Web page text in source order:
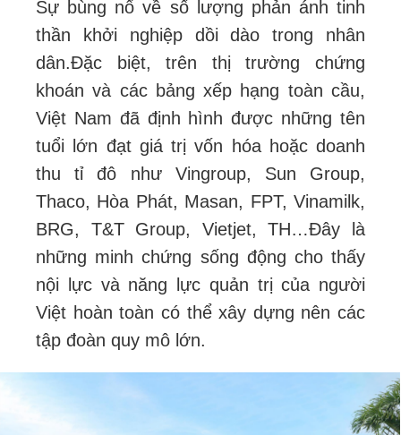
Sự bùng nổ về số lượng phản ánh tinh
thần khởi nghiệp dồi dào trong nhân
dân.Đặc biệt, trên thị trường chứng
khoán và các bảng xếp hạng toàn cầu,
Việt Nam đã định hình được những tên
tuổi lớn đạt giá trị vốn hóa hoặc doanh
thu tỉ đô như Vingroup, Sun Group,
Thaco, Hòa Phát, Masan, FPT, Vinamilk,
BRG, T&T Group, Vietjet, TH…Đây là
những minh chứng sống động cho thấy
nội lực và năng lực quản trị của người
Việt hoàn toàn có thể xây dựng nên các
tập đoàn quy mô lớn.